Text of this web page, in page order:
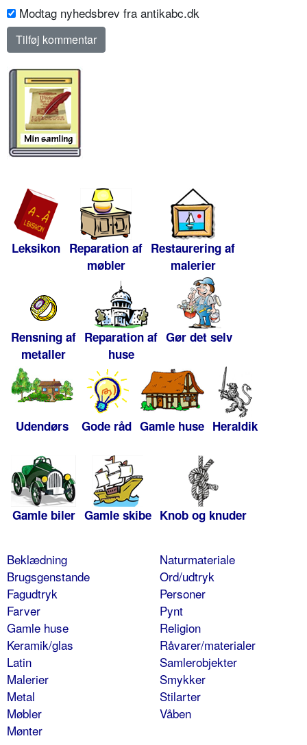
Modtag nyhedsbrev fra antikabc.dk
Leksikon Reparation af
møbler
Restaurering af
malerier
Rensning af
metaller
Reparation af
huse
Gør det selv
Udendørs Gode råd Gamle huse Heraldik
Gamle biler Gamle skibe Knob og knuder
Beklædning
Brugsgenstande
Fagudtryk
Farver
Gamle huse
Keramik/glas
Latin
Malerier
Metal
Møbler
Mønter
Naturmateriale
Ord/udtryk
Personer
Pynt
Religion
Råvarer/materialer
Samlerobjekter
Smykker
Stilarter
Våben